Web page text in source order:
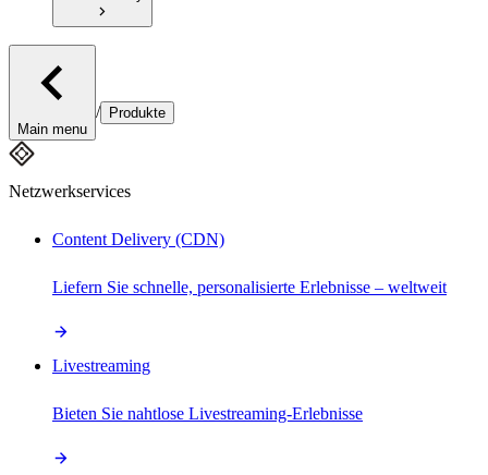
Main menu
/ Produkte
Netzwerkservices
Content Delivery (CDN)
Liefern Sie schnelle, personalisierte Erlebnisse – weltweit
Livestreaming
Bieten Sie nahtlose Livestreaming-Erlebnisse